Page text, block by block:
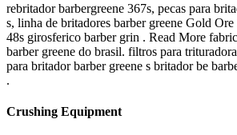
rebritador barbergreene 367s, pecas para
s, linha de britadores barber greene Gold
48s girosferico barber grin . Read More
barber greene do brasil. filtros para
para britador barber greene s britador be
.
Crushing Equipment